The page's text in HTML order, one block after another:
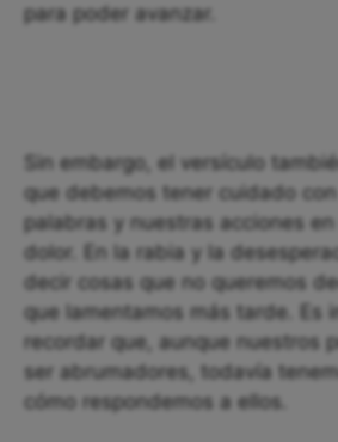
para poder avanzar.
Sin embargo, el versículo
que debemos tener cuidado
palabras y nuestras acciones
dolor. En la rabia y la
decir cosas que no queremos
que lamentamos más tarde. Es
recordar que, aunque nuestros
ser abrumadores, todavía
cómo respondemos a ellos.